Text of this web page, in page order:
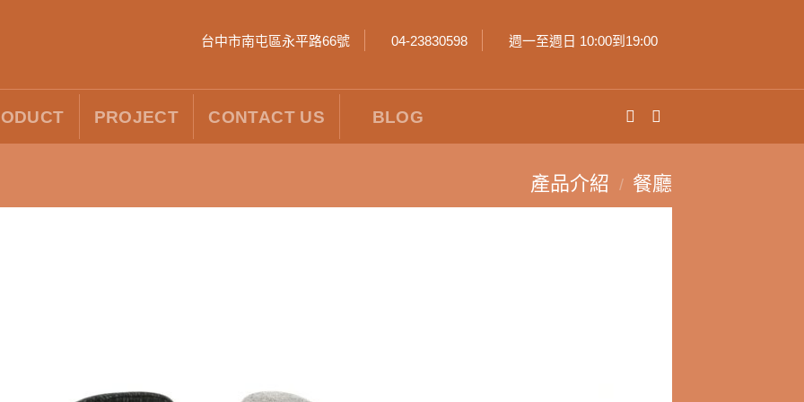
台中市南屯區永平路66號 04-23830598 週一至週日 10:00到19:00
PROJECT CONTACT US BLOG
產品介紹 / 餐廳